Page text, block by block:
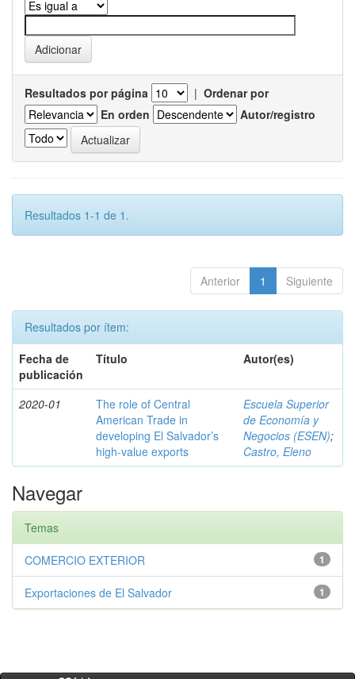
Resultados por página | Ordenar por
En orden
Autor/registro
Resultados 1-1 de 1.
Anterior 1 Siguiente
Resultados por ítem:
Fecha de
publicación
Título Autor(es)
2020-01
The role of Central
American Trade in
developing El Salvador’s
high-value exports
Escuela Superior
de Economía y
Negocios (ESEN);
Castro, Eleno
Navegar
Temas
1
COMERCIO EXTERIOR
1
Exportaciones de El Salvador